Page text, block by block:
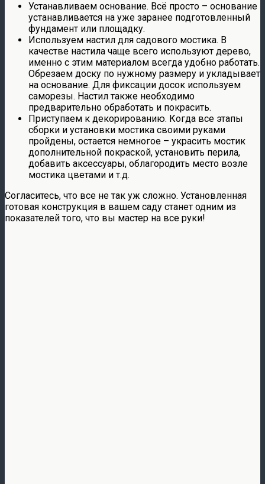
Устанавливаем основание. Всё просто – основание
устанавливается на уже заранее подготовленный
фундамент или площадку.
Используем настил для садового мостика. В
качестве настила чаще всего используют дерево,
именно с этим материалом всегда удобно работать.
Обрезаем доску по нужному размеру и укладывает
на основание. Для фиксации досок используем
саморезы. Настил также необходимо
предварительно обработать и покрасить.
Приступаем к декорированию. Когда все этапы
сборки и установки мостика своими руками
пройдены, остается немногое – украсить мостик
дополнительной покраской, установить перила,
добавить аксессуары, облагородить место возле
мостика цветами и т.д.
Согласитесь, что все не так уж сложно. Установленная
готовая конструкция в вашем саду станет одним из
показателей того, что вы мастер на все руки!